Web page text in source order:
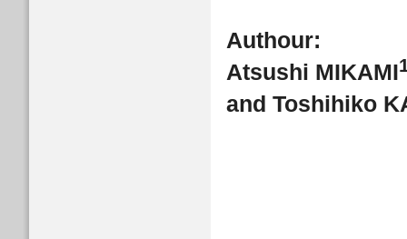
Authour:
Atsushi MIKAMI
and Toshihiko